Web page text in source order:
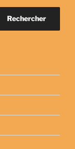
Rechercher